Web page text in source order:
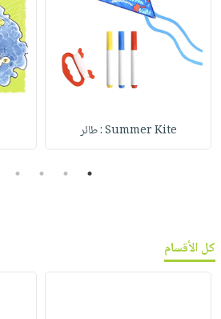
Summer Kite : طائر
1
2
3
4
كل الأقسام